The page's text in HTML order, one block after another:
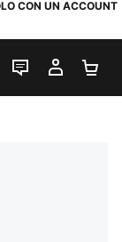
CON UN ACCOUNT
CHAT IL MIO